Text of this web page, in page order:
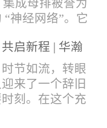
定量可控：锡
绕/挤压成型，
含量标准化，
融，焊点大
统一...
信任。市场认
智能的生产优
品控标准，我
焊接机持续斩
近两月产能全
，生产线有序
集成母排被誉为
“神经网络”。它
电压、温度信
，是连接电芯
理系统的关键
这一切的，正
启新程 | 华瀚
节如流，转眼
来了一个辞旧
刻。在这个充